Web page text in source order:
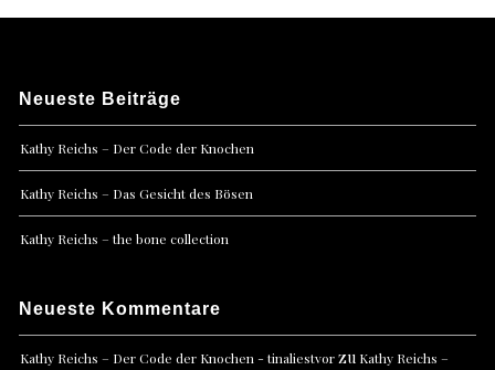
Neueste Beiträge
Kathy Reichs – Der Code der Knochen
Kathy Reichs – Das Gesicht des Bösen
Kathy Reichs – the bone collection
Neueste Kommentare
Kathy Reichs – Der Code der Knochen - tinaliestvorzu Kathy Reichs –